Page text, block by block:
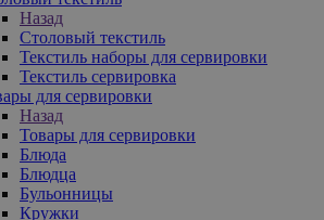
Назад
Столовый текстиль
Текстиль наборы для сервировки
Текстиль сервировка
для сервировки
Назад
Товары для сервировки
Блюда
Блюдца
Бульонницы
Кружки